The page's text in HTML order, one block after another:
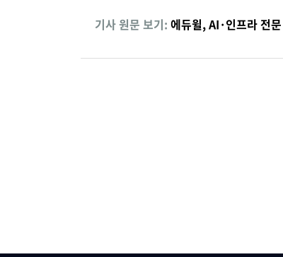
기사 원문 보기: 에듀윌, AI·인프라 전